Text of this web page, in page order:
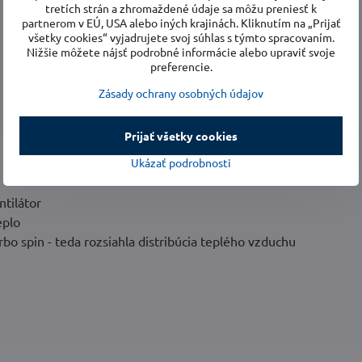
spin - teda rozsiahla distribúcia teplého vzduchu
tretích strán a zhromaždené údaje sa môžu preniesť k
partnerom v EÚ, USA alebo iných krajinách. Kliknutím na „Prijať
všetky cookies“ vyjadrujete svoj súhlas s týmto spracovaním.
Nižšie môžete nájsť podrobné informácie alebo upraviť svoje
preferencie.
Zásady ochrany osobných údajov
Ukázať podrobnosti
Prijať všetky cookies